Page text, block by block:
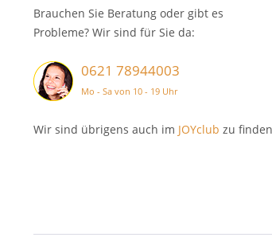
Brauchen Sie Beratung oder gibt es
Probleme? Wir sind für Sie da:
0621 78944003
Mo - Sa von 10 - 19 Uhr
Wir sind übrigens auch im JOYclub zu